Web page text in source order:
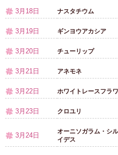
3月18日 ナスタチウム
3月19日 ギンヨウアカシア
3月20日 チューリップ
3月21日 アネモネ
3月22日 ホワイトレースフラ
3月23日 クロユリ
3月24日
オーニソガラム・シ
イデス